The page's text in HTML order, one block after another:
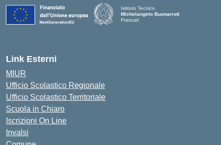
Istituto Tecnico
Michelangelo Buonarroti
Frascati
Link Esterni
MIUR
Ufficio Scolastico Regionale
Ufficio Scolastico Territoriale
Scuola in Chiaro
Iscrizioni On Line
Invalsi